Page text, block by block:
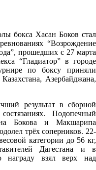
бокса Хасан Боков стал
“Возрождение
прошедших с 27 марта
“Гладиатор” в городе
по боксу приняли
Азербайджана,
результат в сборной
Подопечный
Бокова и Макшарипа
трёх соперников. 22-
категории до 56 кг,
Дагестана и в
награду взял верх над